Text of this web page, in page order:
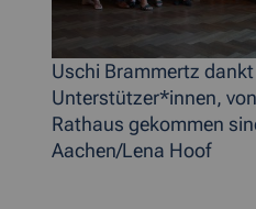
Uschi Brammertz
Unterstützer*innen,
Rathaus gekommen
Aachen/Lena Hoof